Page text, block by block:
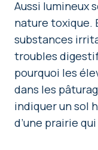
Aussi lumineux
nature toxique.
substances
troubles
pourquoi les
dans les
indiquer un sol
d’une prairie